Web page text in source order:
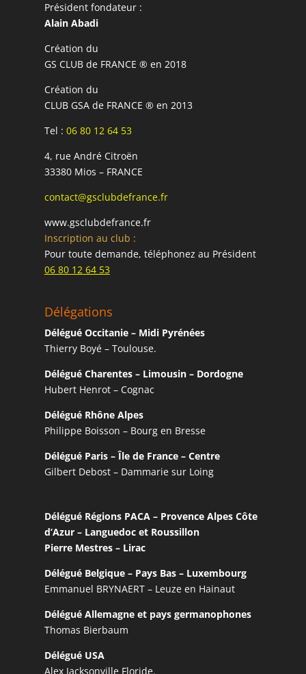
Président fondateur :
Alain Abadi
Création du
GS CLUB de FRANCE ® en 2018
Création du
CLUB GSA de FRANCE ® en 2013
Tel : 06 80 12 64 53
4, rue André Citroën
33380 Mios – FRANCE
contact@gsclubdefrance.fr
www.gsclubdefrance.fr
Inscription au club :
Pour toute demande, téléphonez au Président
06 80 12 64 53
Délégations
Délégué Occitanie – Midi Pyrénées
Thierry Boyé – Toulouse.
Délégué Charentes – Limousin – Dordogne
Hubert Henrot – Cognac
Délégué Rhône Alpes
Philippe Boisson – Bourg en Bresse
Délégué Paris – Île de France – Centre
Gilbert Debost – Dammarie sur Loing
Délégué Régions PACA – Provence Alpes Côte
d’Azur – Languedoc et Roussillon
Pierre Mestres – Lirac
Délégué Belgique – Pays Bas – Luxembourg
Emmanuel BRYNAERT – Leuze en Hainaut
Délégué Allemagne et pays germanophones
Thomas Bierbaum
Délégué USA
Alex Jacksonville Floride.